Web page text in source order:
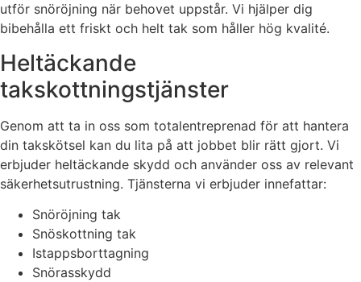
utför snöröjning när behovet uppstår. Vi hjälper dig
bibehålla ett friskt och helt tak som håller hög kvalité.
Heltäckande
takskottningstjänster
Genom att ta in oss som totalentreprenad för att hantera
din takskötsel kan du lita på att jobbet blir rätt gjort. Vi
erbjuder heltäckande skydd och använder oss av relevant
säkerhetsutrustning. Tjänsterna vi erbjuder innefattar:
Snöröjning tak
Snöskottning tak
Istappsborttagning
Snörasskydd